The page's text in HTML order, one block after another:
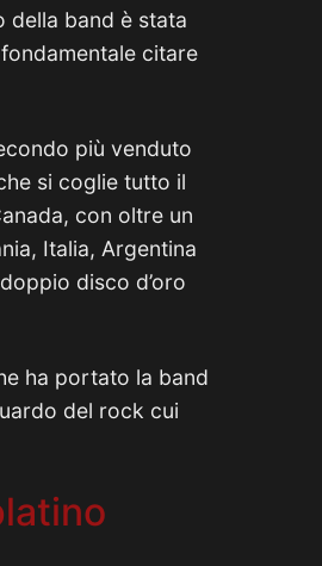
della band è stata
citare
più venduto
si coglie tutto il
con oltre un
Italia, Argentina
disco d’oro
ha portato la band
del rock cui